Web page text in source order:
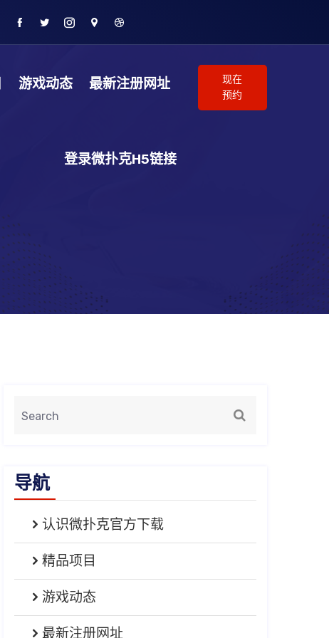
游戏动态 最新注册网址
登录微扑克H5链接
现在
预约
导航
认识微扑克官方下载
精品项目
游戏动态
最新注册网址